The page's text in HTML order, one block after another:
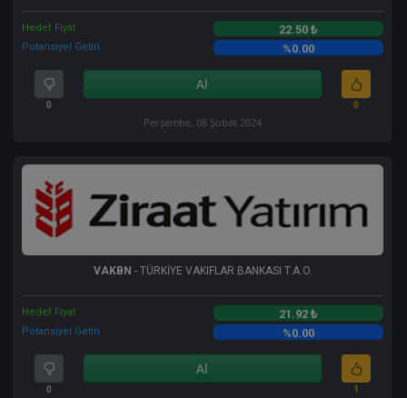
Hedef Fiyat 22.50 ₺
Potansiyel Getiri %0.00
0
Al
0
Perşembe, 08 Şubat 2024
VAKBN - TÜRKİYE VAKIFLAR BANKASI T.A.O.
Hedef Fiyat 21.92 ₺
Potansiyel Getiri %0.00
0
Al
1